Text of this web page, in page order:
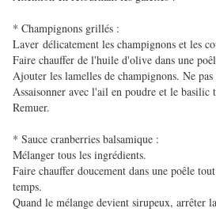
* Champignons grillés :
Laver délicatement les champignons et les
Faire chauffer de l'huile d'olive dans une
Ajouter les lamelles de champignons. Ne
Assaisonner avec l'ail en poudre et le basilic
Remuer.
* Sauce cranberries balsamique :
Mélanger tous les ingrédients.
Faire chauffer doucement dans une poêle
temps.
Quand le mélange devient sirupeux, arrêter